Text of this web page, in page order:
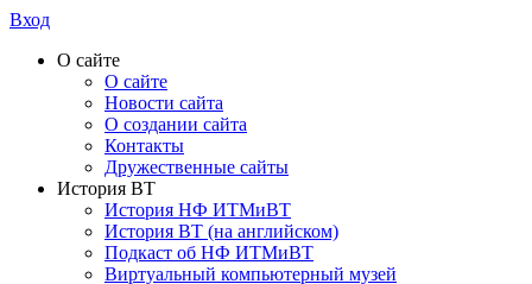
Вход
О сайте
О сайте
Новости сайта
О создании сайта
Контакты
Дружественные сайты
История ВТ
История НФ ИТМиВТ
История ВТ (на английском)
Подкаст об НФ ИТМиВТ
Виртуальный компьютерный музей